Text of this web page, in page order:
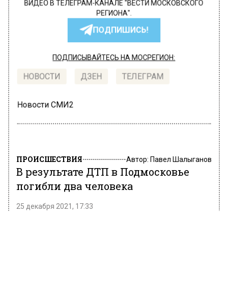
ВИДЕО В ТЕЛЕГРАМ-КАНАЛЕ "ВЕСТИ МОСКОВСКОГО
РЕГИОНА".
ПОДПИШИСЬ!
ПОДПИСЫВАЙТЕСЬ НА МОСРЕГИОН:
НОВОСТИ ДЗЕН ТЕЛЕГРАМ
Новости СМИ2
ПРОИСШЕСТВИЯ Автор: Павел Шалыганов
В результате ДТП в Подмосковье
погибли два человека
25 декабря 2021, 17:33